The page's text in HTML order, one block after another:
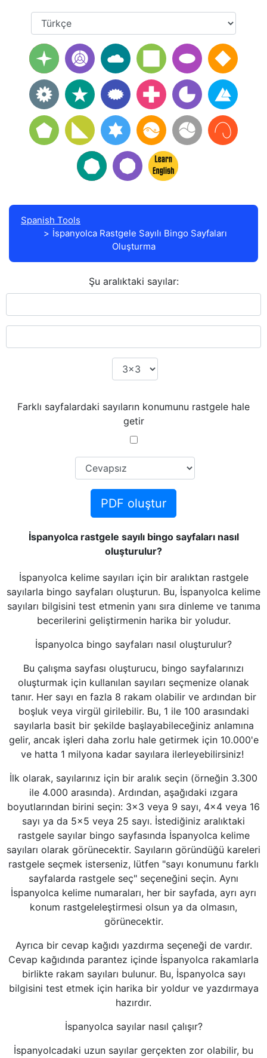
Spanish Tools
İspanyolca Rastgele Sayılı Bingo Sayfaları
Oluşturma
Şu aralıktaki sayılar:
Farklı sayfalardaki sayıların konumunu rastgele hale
getir
PDF oluştur
İspanyolca rastgele sayılı bingo sayfaları nasıl
oluşturulur?
İspanyolca kelime sayıları için bir aralıktan rastgele
sayılarla bingo sayfaları oluşturun. Bu, İspanyolca kelime
sayıları bilgisini test etmenin yanı sıra dinleme ve tanıma
becerilerini geliştirmenin harika bir yoludur.
İspanyolca bingo sayfaları nasıl oluşturulur?
Bu çalışma sayfası oluşturucu, bingo sayfalarınızı
oluşturmak için kullanılan sayıları seçmenize olanak
tanır. Her sayı en fazla 8 rakam olabilir ve ardından bir
boşluk veya virgül girilebilir. Bu, 1 ile 100 arasındaki
sayılarla basit bir şekilde başlayabileceğiniz anlamına
gelir, ancak işleri daha zorlu hale getirmek için 10.000'e
ve hatta 1 milyona kadar sayılara ilerleyebilirsiniz!
İlk olarak, sayılarınız için bir aralık seçin (örneğin 3.300
ile 4.000 arasında). Ardından, aşağıdaki ızgara
boyutlarından birini seçin: 3x3 veya 9 sayı, 4x4 veya 16
sayı ya da 5x5 veya 25 sayı. İstediğiniz aralıktaki
rastgele sayılar bingo sayfasında İspanyolca kelime
sayıları olarak görünecektir. Sayıların göründüğü kareleri
rastgele seçmek isterseniz, lütfen "sayı konumunu farklı
sayfalarda rastgele seç" seçeneğini seçin. Aynı
İspanyolca kelime numaraları, her bir sayfada, ayrı ayrı
konum rastgeleleştirmesi olsun ya da olmasın,
görünecektir.
Ayrıca bir cevap kağıdı yazdırma seçeneği de vardır.
Cevap kağıdında parantez içinde İspanyolca rakamlarla
birlikte rakam sayıları bulunur. Bu, İspanyolca sayı
bilgisini test etmek için harika bir yoldur ve yazdırmaya
hazırdır.
İspanyolca sayılar nasıl çalışır?
İspanyolcadaki uzun sayılar gerçekten zor olabilir, bu